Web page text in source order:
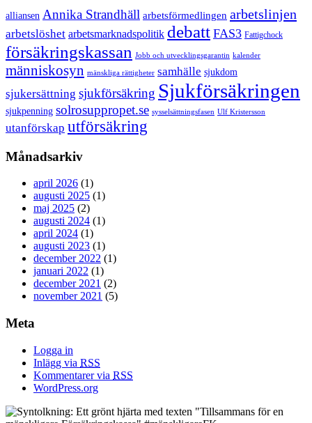
alliansen Annika Strandhäll arbetsförmedlingen arbetslinjen
arbetslöshet arbetsmarknadspolitik debatt FAS3 Fattigchock
försäkringskassan Jobb och utvecklingsgarantin kalender
människosyn mänskliga rättigheter samhälle sjukdom
sjukersättning sjukförsäkring Sjukförsäkringen
sjukpenning solrosuppropet.se sysselsättningsfasen Ulf Kristersson
utanförskap utförsäkring
Månadsarkiv
april 2026 (1)
augusti 2025 (1)
maj 2025 (2)
augusti 2024 (1)
april 2024 (1)
augusti 2023 (1)
december 2022 (1)
januari 2022 (1)
december 2021 (2)
november 2021 (5)
Meta
Logga in
Inlägg via RSS
Kommentarer via RSS
WordPress.org